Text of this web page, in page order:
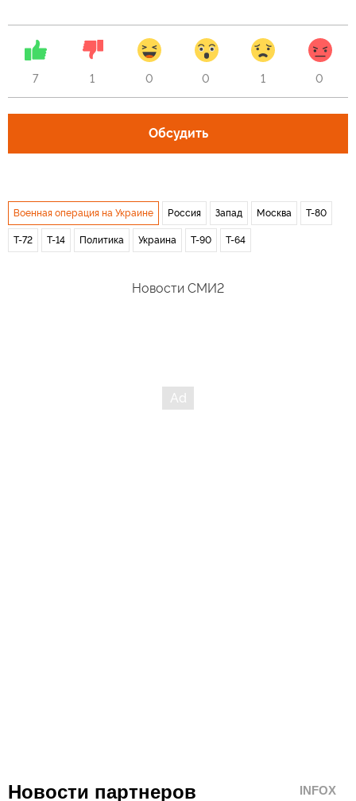
7 1 0 0 1 0
Обсудить
Военная операция на Украине Россия Запад Москва Т-80
Т-72 Т-14 Политика Украина Т-90 Т-64
Новости СМИ2
Новости партнеров INFOX